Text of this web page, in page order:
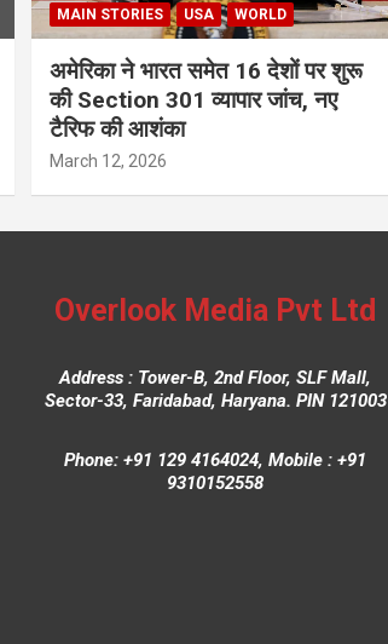
MAIN STORIES
USA WORLD
अमेरिका ने भारत समेत 16 देशों पर शुरू
की Section 301 व्यापार जांच, नए
टैरिफ की आशंका
March 12, 2026
Overlook Media Pvt Ltd
Address : Tower-B, 2nd Floor, SLF Mall,
Sector-33, Faridabad, Haryana. PIN 121003
Phone: +91 129 4164024, Mobile : +91
9310152558